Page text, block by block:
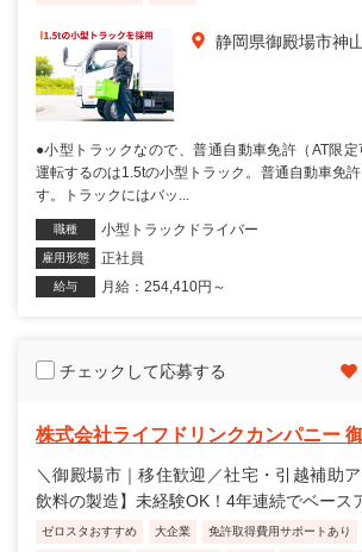
静岡県御殿場市神
●小型トラックなので、普通自動車免許（AT限定
運転するのは1.5tの小型トラック。普通自動車免
す。トラックにはバッ...
職種 小型トラックドライバー
雇用形態 正社員
給与 月給：254,410円～
チェックして応募する
株式会社ライフドリンクカンパニー
＼御殿場市｜移住歓迎／社宅・引越補助
飲料の製造】未経験OK！4年連続でベース
ゼロスタおすすめ 大企業 免許取得費用サポートあり